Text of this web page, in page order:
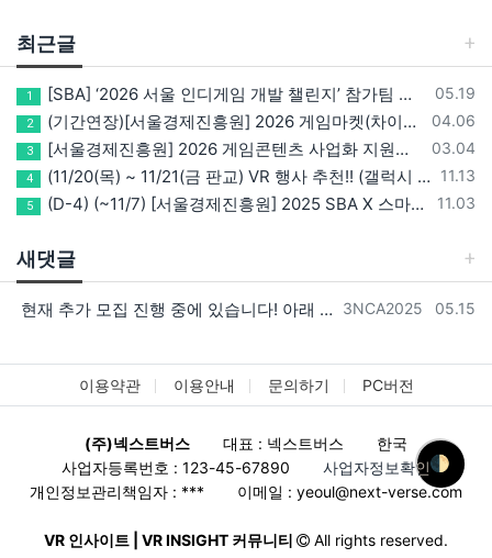
🌓
최근글
등록일
05.19
1 [SBA] ‘2026 서울 인디게임 개발 챌린지’ 참가팀 모집
등록일
04.06
2 (기간연장)[서울경제진흥원] 2026 게임마켓(차이나조이, BIC, 지스타) 서울관 참가기업 모집!(~5/8 15:00)
등록일
03.04
3 [서울경제진흥원] 2026 게임콘텐츠 사업화 지원사업 참가기업 모집(~3/26까지)
등록일
11.13
4 (11/20(목) ~ 11/21(금 판교) VR 행사 추천!! (갤럭시 XR/ 애플 비전프로 등 기기 체험, 메타퀘스트 경품)
등록일
11.03
5 (D-4) (~11/7) [서울경제진흥원] 2025 SBA X 스마일게이트, ‘게임랩 with STOVE INDIE’ 참가기업 모집
새댓글
등록자
3NCA2025 등록일
05.15
현재 추가 모집 진행 중에 있습니다! 아래 링크로 확인 부탁드리겠습니다~! https://next-verse.com/community/1…
이용약관 이용안내 문의하기 PC버전
(주)넥스트버스 대표 : 넥스트버스
한국
사업자등록번호 : 123-45-67890
사업자정보확인
개인정보관리책임자 : ***
이메일 : yeoul@next-verse.com
VR 인사이트 | VR INSIGHT 커뮤니티 All rights reserved.